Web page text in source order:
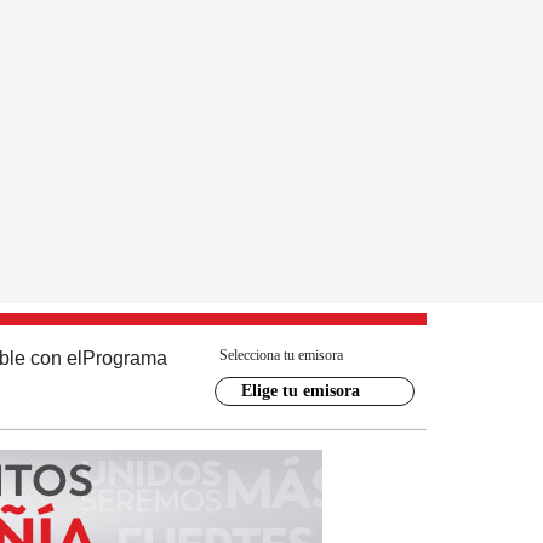
con el Programa Selecciona tu emisora
Elige tu emisora